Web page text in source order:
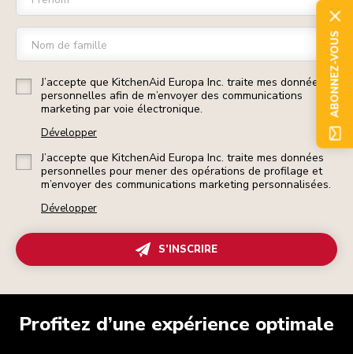
Nom de famille
J’accepte que KitchenAid Europa Inc. traite mes données
personnelles afin de m’envoyer des communications
marketing par voie électronique.
Développer
J’accepte que KitchenAid Europa Inc. traite mes données
personnelles pour mener des opérations de profilage et
m’envoyer des communications marketing personnalisées.
Développer
S’INSCRIRE
Profitez d’une expérience optimale
ABONNEZ-VOUS